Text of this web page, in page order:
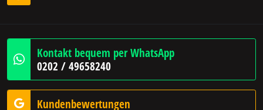
Kontakt bequem per WhatsApp
0202 / 49658240
Kundenbewertungen